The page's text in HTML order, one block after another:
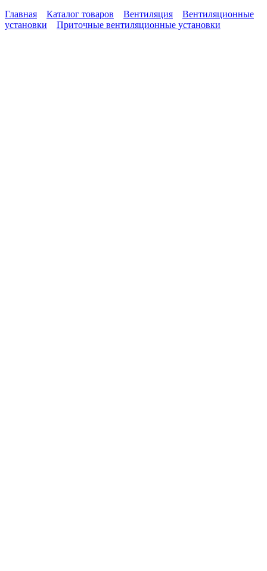
Главная
Каталог товаров Вентиляция
Вентиляционные
установки
Приточные вентиляционные установки